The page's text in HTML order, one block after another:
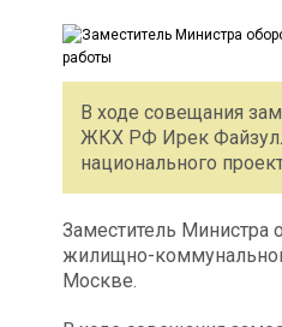
В ходе совещания
ЖКХ РФ Ирек
национального
Заместитель Министра
жилищно-
Москве.